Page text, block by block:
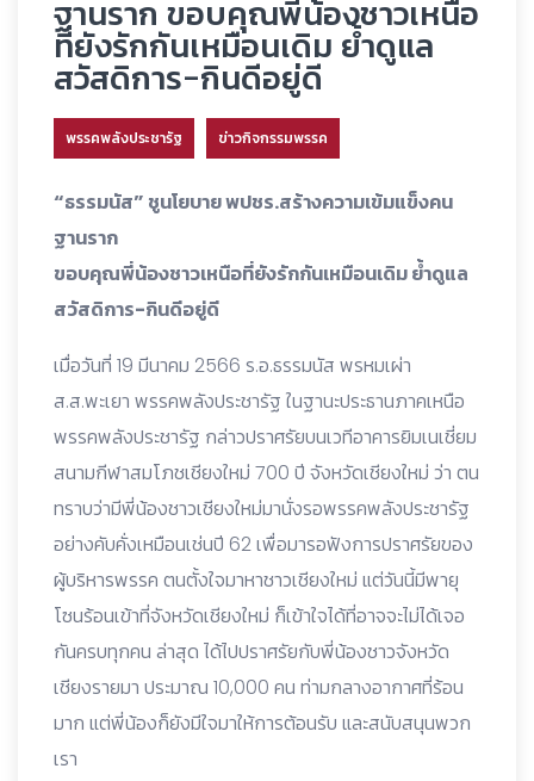
ฐานราก ขอบคุณพี่น้องชาวเหนือ
ที่ยังรักกันเหมือนเดิม ย้ำดูแล
สวัสดิการ-กินดีอยู่ดี
พรรคพลังประชารัฐ ข่าวกิจกรรมพรรค
“ธรรมนัส” ชูนโยบาย พปชร.สร้างความเข้มแข็งคน
ฐานราก
ขอบคุณพี่น้องชาวเหนือที่ยังรักกันเหมือนเดิม ย้ำดูแล
สวัสดิการ-กินดีอยู่ดี
เมื่อวันที่ 19 มีนาคม 2566 ร.อ.ธรรมนัส พรหมเผ่า
ส.ส.พะเยา พรรคพลังประชารัฐ ในฐานะประธานภาคเหนือ
พรรคพลังประชารัฐ กล่าวปราศรัยบนเวทีอาคารยิมเนเชี่ยม
สนามกีฬาสมโภชเชียงใหม่ 700 ปี จังหวัดเชียงใหม่ ว่า ตน
ทราบว่ามีพี่น้องชาวเชียงใหม่มานั่งรอพรรคพลังประชารัฐ
อย่างคับคั่งเหมือนเช่นปี 62 เพื่อมารอฟังการปราศรัยของ
ผู้บริหารพรรค ตนตั้งใจมาหาชาวเชียงใหม่ แต่วันนี้มีพายุ
โซนร้อนเข้าที่จังหวัดเชียงใหม่ ก็เข้าใจได้ที่อาจจะไม่ได้เจอ
กันครบทุกคน ล่าสุด ได้ไปปราศรัยกับพี่น้องชาวจังหวัด
เชียงรายมา ประมาณ 10,000 คน ท่ามกลางอากาศที่ร้อน
มาก แต่พี่น้องก็ยังมีใจมาให้การต้อนรับ และสนับสนุนพวก
เรา